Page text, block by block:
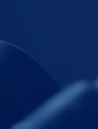
Rede de distribuição